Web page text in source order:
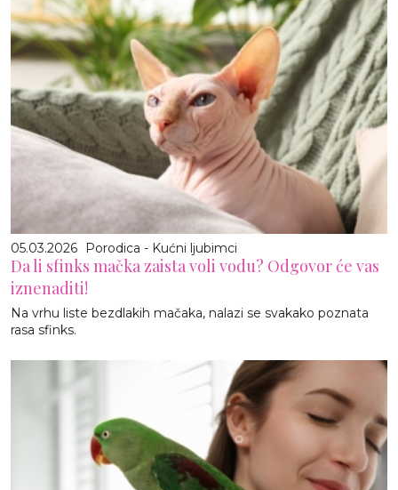
05.03.2026 Porodica - Kućni ljubimci
Da li sfinks mačka zaista voli vodu? Odgovor će vas
iznenaditi!
Na vrhu liste bezdlakih mačaka, nalazi se svakako poznata
rasa sfinks.